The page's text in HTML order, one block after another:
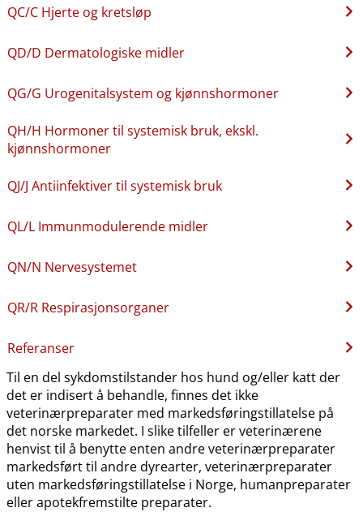
QC​/​C Hjerte og kretsløp
QD​/​D Dermatologiske midler
QG​/​G Urogenitalsystem og kjønnshormoner
QH​/​H Hormoner til systemisk bruk, ekskl.
kjønnshormoner
QJ​/​J Antiinfektiver til systemisk bruk
QL​/​L Immunmodulerende midler
QN​/​N Nervesystemet
QR​/​R Respirasjonsorganer
Referanser
Til en del sykdomstilstander hos hund og​/​eller katt der
det er indisert å behandle, finnes det ikke
veterinærpreparater med markedsføringstillatelse på
det norske markedet. I slike tilfeller er veterinærene
henvist til å benytte enten andre veterinærpreparater
markedsført til andre dyrearter, veterinærpreparater
uten markedsføringstillatelse i Norge, humanpreparater
eller apotekfremstilte preparater.